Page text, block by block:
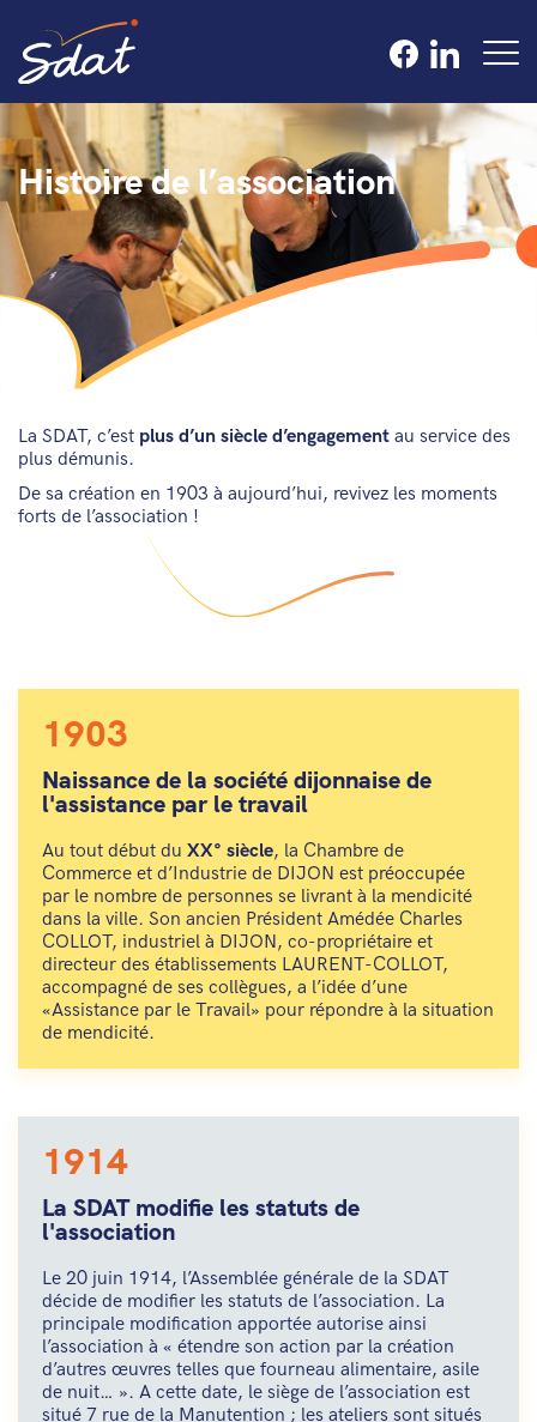
Histoire de l’association
La SDAT, c’est plus d’un siècle d’engagement au service des
plus démunis.
De sa création en 1903 à aujourd’hui, revivez les moments
forts de l’association !
1903
Naissance de la société dijonnaise de
l'assistance par le travail
Au tout début du XX° siècle, la Chambre de
Commerce et d’Industrie de DIJON est préoccupée
par le nombre de personnes se livrant à la mendicité
dans la ville. Son ancien Président Amédée Charles
COLLOT, industriel à DIJON, co-propriétaire et
directeur des établissements LAURENT-COLLOT,
accompagné de ses collègues, a l’idée d’une
«Assistance par le Travail» pour répondre à la situation
de mendicité.
1914
La SDAT modifie les statuts de
l'association
Le 20 juin 1914, l’Assemblée générale de la SDAT
décide de modifier les statuts de l’association. La
principale modification apportée autorise ainsi
l’association à « étendre son action par la création
d’autres œuvres telles que fourneau alimentaire, asile
de nuit… ». A cette date, le siège de l’association est
situé 7 rue de la Manutention ; les ateliers sont situés